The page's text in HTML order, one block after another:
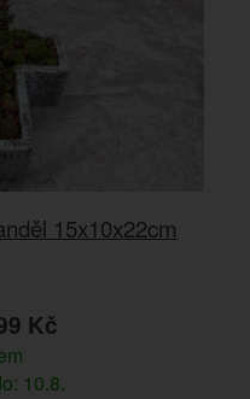
15x10x22cm
Kč
10.8.